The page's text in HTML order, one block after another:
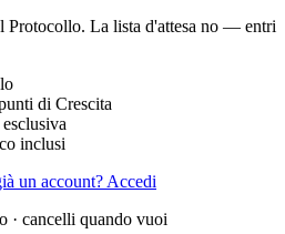
Protocollo. La lista d'attesa no — entri
di Crescita
inclusi
un account? Accedi
· cancelli quando vuoi